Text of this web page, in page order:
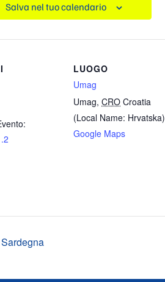
Salva nel tuo calendario
LUOGO
Umag
Umag, CRO Croatia
(Local Name: Hrvatska)
Google Maps